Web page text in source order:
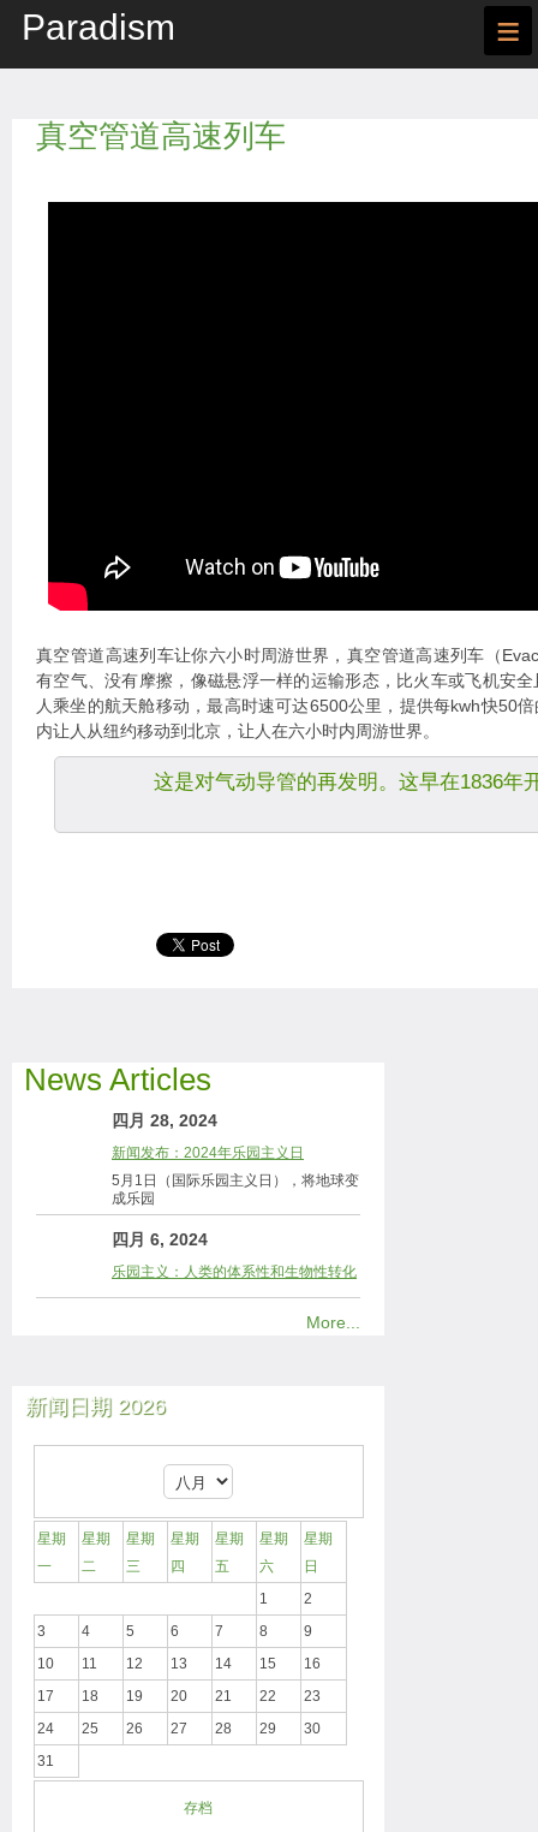
Paradism ≡
真空管道高速列车
真空管道高速列车让你六小时周游世界，真空管道高速列车（
有空气、没有摩擦，像磁悬浮一样的运输形态，比火车或飞机安
人乘坐的航天舱移动，最高时速可达6500公里，提供每kwh快50
内让人从纽约移动到北京，让人在六小时内周游世界。
这是对气动导管的再发明。这早在1836年
News Articles
四月 28, 2024
新闻发布：2024年乐园主义日
5月1日（国际乐园主义日），将地球变
成乐园
四月 6, 2024
乐园主义：人类的体系性和生物性转化
More...
新闻日期 2026
星期
一
星期
二
星期
三
星期
四
星期
五
星期
六
星期
日
1
2
3
4 5 6 7 8
9
10
11 12 13 14 15
16
17
18 19 20 21 22
23
24
25 26 27 28 29
30
31
存档